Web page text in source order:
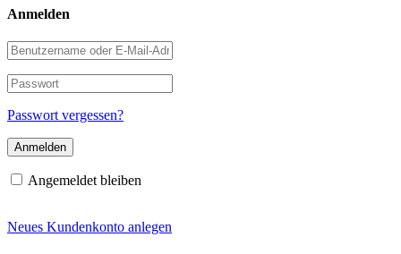
Anmelden
Benutzername
oder
E-
Mail-
Adresse
Passwort
Passwort vergessen?
Angemeldet bleiben
Neues Kundenkonto anlegen